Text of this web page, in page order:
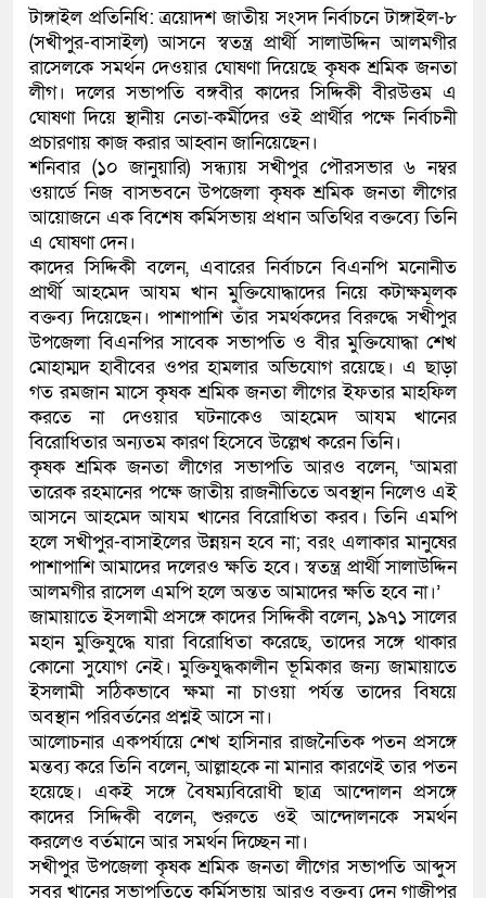
নতুন মামলায় গ্রেফতার
কলিমউল্লাহকে (ভিডিও)
টাঙ্গাইল প্রতিনিধি: ত্রয়োদশ জাতীয় সংসদ নির্বাচনে টাঙ্গাইল-৮
(সখীপুর-বাসাইল) আসনে স্বতন্ত্র প্রার্থী সালাউদ্দিন আলমগীর
রাসেলকে সমর্থন দেওয়ার ঘোষণা দিয়েছে কৃষক শ্রমিক জনতা
লীগ। দলের সভাপতি বঙ্গবীর কাদের সিদ্দিকী বীরউত্তম এ
ঘোষণা দিয়ে স্থানীয় নেতা-কর্মীদের ওই প্রার্থীর পক্ষে নির্বাচনী
প্রচারণায় কাজ করার আহ্বান জানিয়েছেন।
শনিবার (১০ জানুয়ারি) সন্ধ্যায় সখীপুর পৌরসভার ৬ নম্বর
ওয়ার্ডে নিজ বাসভবনে উপজেলা কৃষক শ্রমিক জনতা লীগের
আয়োজনে এক বিশেষ কর্মিসভায় প্রধান অতিথির বক্তব্যে তিনি
এ ঘোষণা দেন।
কাদের সিদ্দিকী বলেন, এবারের নির্বাচনে বিএনপি মনোনীত
প্রার্থী আহমেদ আযম খান মুক্তিযোদ্ধাদের নিয়ে কটাক্ষমূলক
বক্তব্য দিয়েছেন। পাশাপাশি তাঁর সমর্থকদের বিরুদ্ধে সখীপুর
উপজেলা বিএনপির সাবেক সভাপতি ও বীর মুক্তিযোদ্ধা শেখ
মোহাম্মদ হাবীবের ওপর হামলার অভিযোগ রয়েছে। এ ছাড়া
গত রমজান মাসে কৃষক শ্রমিক জনতা লীগের ইফতার মাহফিল
করতে না দেওয়ার ঘটনাকেও আহমেদ আযম খানের
বিরোধিতার অন্যতম কারণ হিসেবে উল্লেখ করেন তিনি।
কৃষক শ্রমিক জনতা লীগের সভাপতি আরও বলেন, ‘আমরা
তারেক রহমানের পক্ষে জাতীয় রাজনীতিতে অবস্থান নিলেও এই
আসনে আহমেদ আযম খানের বিরোধিতা করব। তিনি এমপি
হলে সখীপুর-বাসাইলের উন্নয়ন হবে না; বরং এলাকার মানুষের
পাশাপাশি আমাদের দলেরও ক্ষতি হবে। স্বতন্ত্র প্রার্থী সালাউদ্দিন
আলমগীর রাসেল এমপি হলে অন্তত আমাদের ক্ষতি হবে না।’
জামায়াতে ইসলামী প্রসঙ্গে কাদের সিদ্দিকী বলেন, ১৯৭১ সালের
মহান মুক্তিযুদ্ধে যারা বিরোধিতা করেছে, তাদের সঙ্গে থাকার
কোনো সুযোগ নেই। মুক্তিযুদ্ধকালীন ভূমিকার জন্য জামায়াতে
ইসলামী সঠিকভাবে ক্ষমা না চাওয়া পর্যন্ত তাদের বিষয়ে
অবস্থান পরিবর্তনের প্রশ্নই আসে না।
আলোচনার একপর্যায়ে শেখ হাসিনার রাজনৈতিক পতন প্রসঙ্গে
মন্তব্য করে তিনি বলেন, আল্লাহকে না মানার কারণেই তার পতন
হয়েছে। একই সঙ্গে বৈষম্যবিরোধী ছাত্র আন্দোলন প্রসঙ্গে
কাদের সিদ্দিকী বলেন, শুরুতে ওই আন্দোলনকে সমর্থন
করলেও বর্তমানে আর সমর্থন দিচ্ছেন না।
সখীপুর উপজেলা কৃষক শ্রমিক জনতা লীগের সভাপতি আব্দুস
সবুর খানের সভাপতিত্বে কর্মিসভায় আরও বক্তব্য দেন গাজীপুর